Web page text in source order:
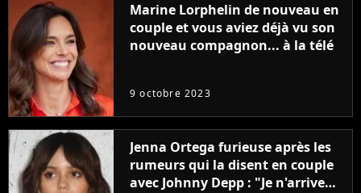
Marine Lorphelin de nouveau en
couple et vous aviez déjà vu son
nouveau compagnon... à la télé
9 octobre 2023
Jenna Ortega furieuse après les
rumeurs qui la disent en couple
avec Johnny Depp : "Je n'arrive